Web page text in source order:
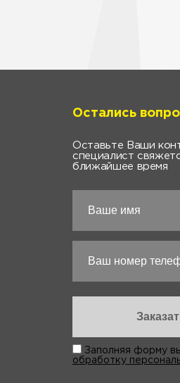
Остались
Оставьте Ваши
специалист
ближайшее время
Заполняя форму
обработку